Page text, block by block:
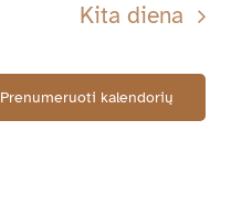
Kita diena
Prenumeruoti kalendorių